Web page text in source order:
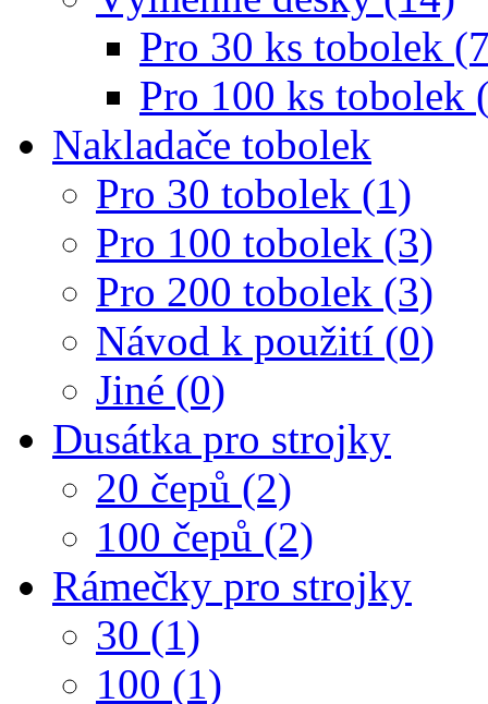
Pro 30 ks tobolek
Pro 100 ks tobolek
Nakladače tobolek
Pro 30 tobolek (1)
Pro 100 tobolek (3)
Pro 200 tobolek (3)
Návod k použití (0)
Jiné (0)
Dusátka pro strojky
20 čepů (2)
100 čepů (2)
Rámečky pro strojky
30 (1)
100 (1)